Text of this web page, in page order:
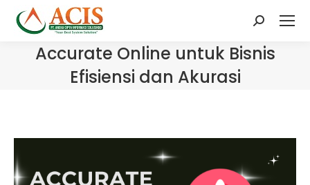
Search:
Accurate Online untuk Bisnis
Efisiensi dan Akurasi